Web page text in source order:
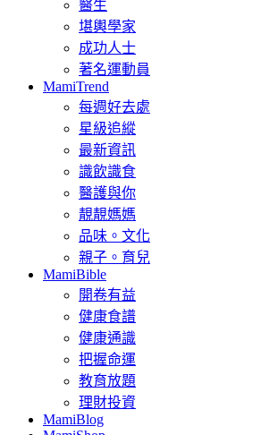
醫生
堪輿學家
成功人士
著名運動員
MamiTrend
每週好去處
星級追縱
最新資訊
識飲識食
醫護與你
靚靚媽媽
品味。文化
親子。育兒
MamiBible
開卷有益
健康食譜
健康通識
把握命運
教育放題
理財投資
MamiBlog